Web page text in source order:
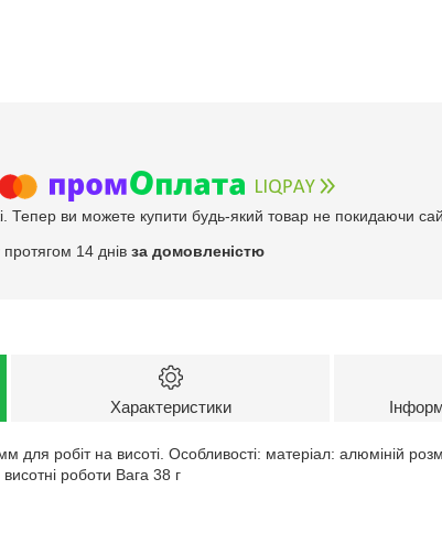
Тепер ви можете купити будь-який товар не покидаючи
14 днів за домовленістю
Характеристики
для робіт на висоті. Особливості: матеріал: алюміній
роботи Вага 38 г